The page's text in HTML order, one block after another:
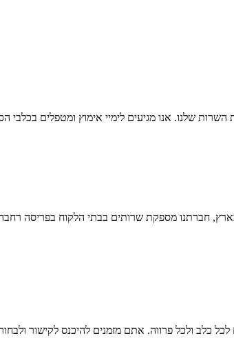
שלנו. אנו מגיעים לימיי אימוץ ומטפלים בכלבי
מספקת שרותים בבתי הלקוח בפריסה רחבה.
כלב ולכל פרווה. אתם מזמנים להיכנס לקישור